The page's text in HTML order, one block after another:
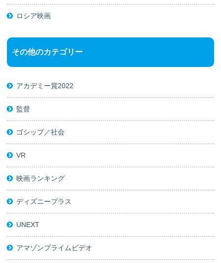
ロシア映画
その他のカテゴリー
アカデミー賞2022
監督
ゴシップ／社会
VR
映画ランキング
ディズニープラス
UNEXT
アマゾンプライムビデオ